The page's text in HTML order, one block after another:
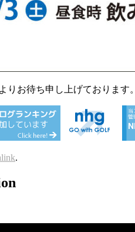
りお待ち申し上げております。
.